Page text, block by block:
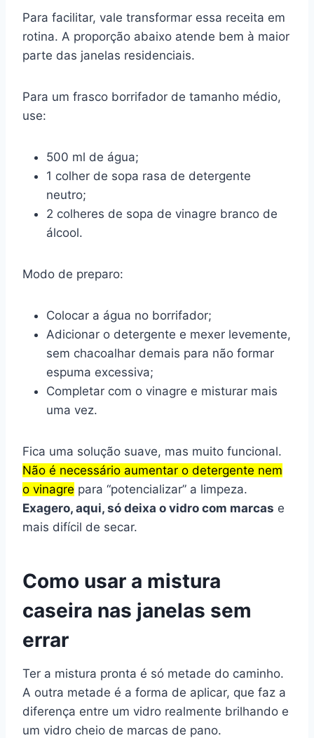
Para facilitar, vale transformar essa receita em
rotina. A proporção abaixo atende bem à maior
parte das janelas residenciais.
Para um frasco borrifador de tamanho médio,
use:
500 ml de água;
1 colher de sopa rasa de detergente
neutro;
2 colheres de sopa de vinagre branco de
álcool.
Modo de preparo:
Colocar a água no borrifador;
Adicionar o detergente e mexer levemente,
sem chacoalhar demais para não formar
espuma excessiva;
Completar com o vinagre e misturar mais
uma vez.
Fica uma solução suave, mas muito funcional.
Não é necessário aumentar o detergente nem
o vinagre para “potencializar” a limpeza.
Exagero, aqui, só deixa o vidro com marcas e
mais difícil de secar.
Como usar a mistura
caseira nas janelas sem
errar
Ter a mistura pronta é só metade do caminho.
A outra metade é a forma de aplicar, que faz a
diferença entre um vidro realmente brilhando e
um vidro cheio de marcas de pano.